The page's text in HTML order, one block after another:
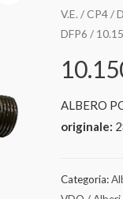
V.E. / CP4 /
DFP6 /
ALBERO
originale:
Categoria: